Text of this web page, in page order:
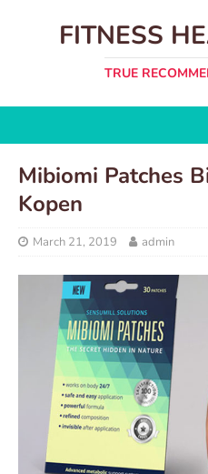
FITNESS
TRUE
Mibiomi Patches
Kopen
March 21, 2019 admin